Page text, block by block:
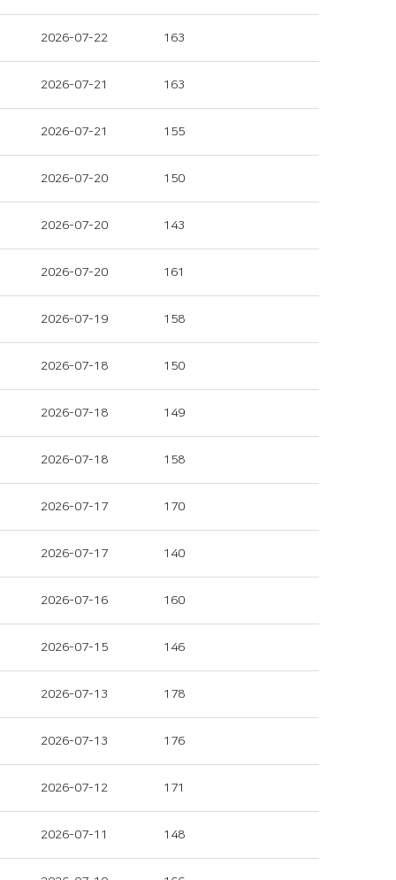
2026-07-22 163
2026-07-21 163
2026-07-21 155
2026-07-20 150
2026-07-20 143
2026-07-20 161
2026-07-19 158
2026-07-18 150
2026-07-18 149
2026-07-18 158
2026-07-17 170
2026-07-17 140
2026-07-16 160
2026-07-15 146
2026-07-13 178
2026-07-13 176
2026-07-12 171
2026-07-11 148